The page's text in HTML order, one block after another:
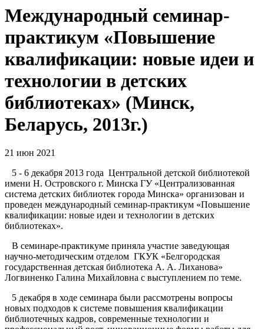
Международный семинар-
практикум «Повышение
квалификации: новые идеи и
технологии в детских
библиотеках» (Минск,
Беларусь, 2013г.)
21 июн 2021
5 - 6 декабря 2013 года Центральной детской библиотекой
имени Н. Островского г. Минска ГУ «Централизованная
система детских библиотек города Минска» организован и
проведен международный семинар-практикум «Повышение
квалификации: новые идеи и технологии в детских
библиотеках».
В семинаре-практикуме приняла участие заведующая
научно-методическим отделом ГКУК «Белгородская
государственная детская библиотека А. А. Лиханова»
Логвиненко Галина Михайловна с выступлением по теме.
5 декабря в ходе семинара были рассмотрены вопросы
новых подходов к системе повышения квалификации
библиотечных кадров, современные технологии и